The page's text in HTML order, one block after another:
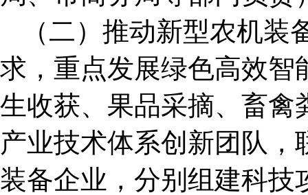
（二）推动新型农机
求，重点发展绿色高效智
生收获、果品采摘、畜禽
产业技术体系创新团队
装备企业，分别组建科技